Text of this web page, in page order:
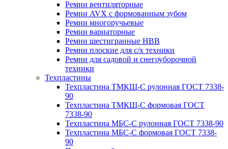
Ремни вентиляторные
Ремни AVX с формованным зубом
Ремни многоручьевые
Ремни вариаторные
Ремни шестигранные HBB
Ремни плоские для с/х техники
Ремни для садовой и снегоуборочной
техники
Техпластины
Техпластина ТМКЩ-С рулонная ГОСТ 7338-
90
Техпластина ТМКЩ-С формовая ГОСТ
7338-90
Техпластина МБС-С рулонная ГОСТ 7338-90
Техпластина МБС-С формовая ГОСТ 7338-
90